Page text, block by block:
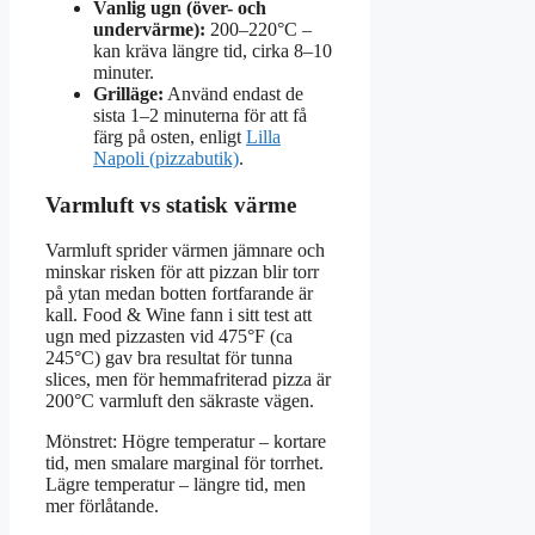
Vanlig ugn (över- och
undervärme): 200–220°C –
kan kräva längre tid, cirka 8–10
minuter.
Grilläge: Använd endast de
sista 1–2 minuterna för att få
färg på osten, enligt Lilla
Napoli (pizzabutik).
Varmluft vs statisk värme
Varmluft sprider värmen jämnare och
minskar risken för att pizzan blir torr
på ytan medan botten fortfarande är
kall. Food & Wine fann i sitt test att
ugn med pizzasten vid 475°F (ca
245°C) gav bra resultat för tunna
slices, men för hemmafriterad pizza är
200°C varmluft den säkraste vägen.
Mönstret: Högre temperatur – kortare
tid, men smalare marginal för torrhet.
Lägre temperatur – längre tid, men
mer förlåtande.